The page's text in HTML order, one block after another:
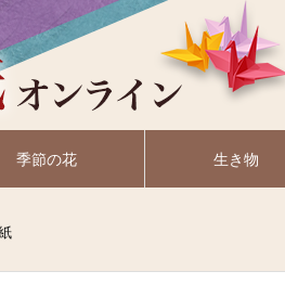
季節の花 生き物